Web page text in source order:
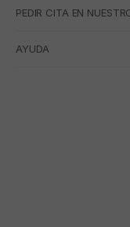
PEDIR CITA EN
AYUDA